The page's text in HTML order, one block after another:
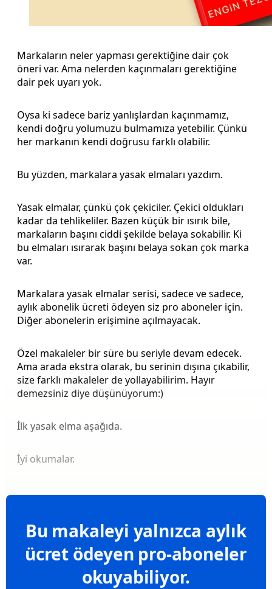
Markaların neler yapması gerektiğine dair çok
öneri var. Ama nelerden kaçınmaları gerektiğine
dair pek uyarı yok.
Oysa ki sadece bariz yanlışlardan kaçınmamız,
kendi doğru yolumuzu bulmamıza yetebilir. Çünkü
her markanın kendi doğrusu farklı olabilir.
Bu yüzden, markalara yasak elmaları yazdım.
Yasak elmalar, çünkü çok çekiciler. Çekici oldukları
kadar da tehlikeliler. Bazen küçük bir ısırık bile,
markaların başını ciddi şekilde belaya sokabilir. Ki
bu elmaları ısırarak başını belaya sokan çok marka
var.
Markalara yasak elmalar serisi, sadece ve sadece,
aylık abonelik ücreti ödeyen siz pro aboneler için.
Diğer abonelerin erişimine açılmayacak.
Özel makaleler bir süre bu seriyle devam edecek.
Ama arada ekstra olarak, bu serinin dışına çıkabilir,
size farklı makaleler de yollayabilirim. Hayır
demezsiniz diye düşünüyorum:)
İlk yasak elma aşağıda.
İyi okumalar.
Bu makaleyi yalnızca aylık
ücret ödeyen pro-aboneler
okuyabiliyor.